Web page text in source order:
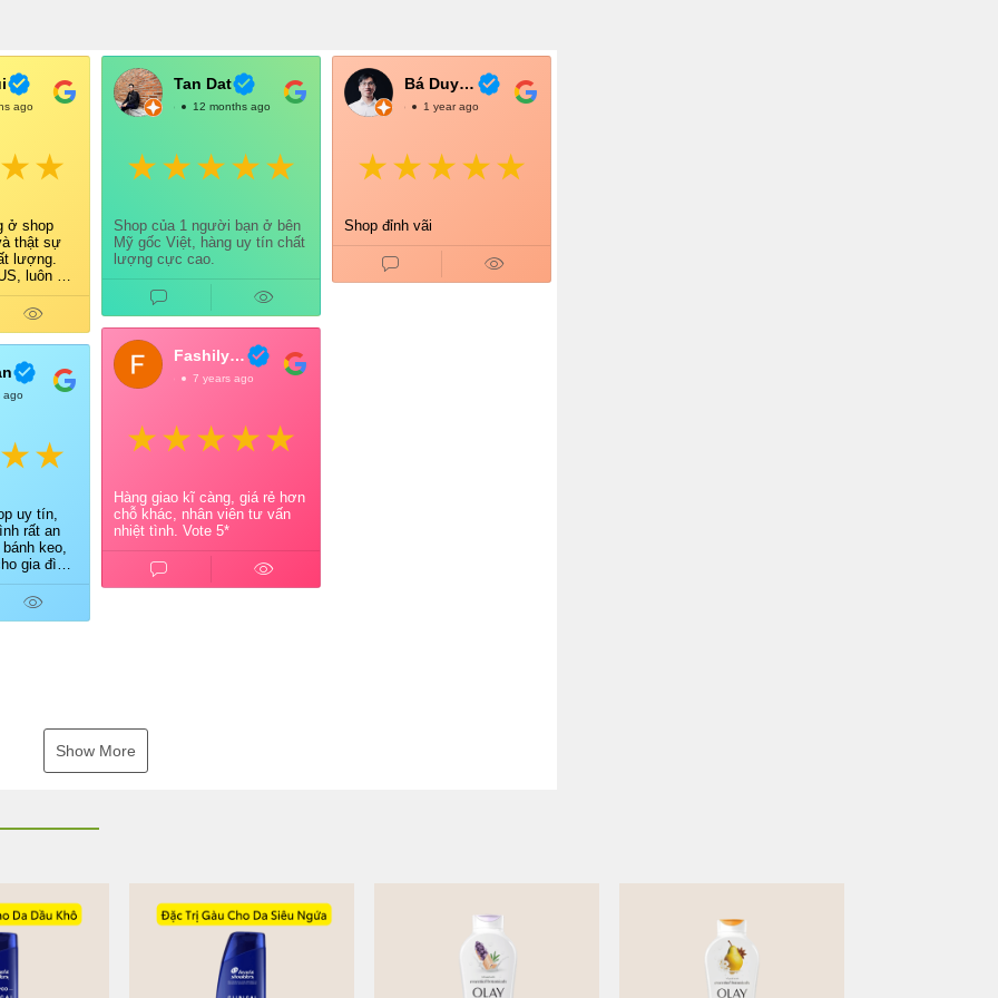
ago
ở shop
thật sự
lượng.
luôn có
nên
giao
cẩn
cảm
tiếp tục
và giới
Tan Dat
@TanDat12 months ago
Shop của 1 người bạn ở bên
Mỹ gốc Việt, hàng uy tín chất
lượng cực cao.
Bá Duy Võ
@BáDuyVõ1 year ago
Shop đỉnh vãi
ago
uy tín,
rất an
keo,
gia đình.
shop tư
hàng
Fashily Tech
@FashilyTech7 years ago
Hàng giao kĩ càng, giá rẻ hơn
chỗ khác, nhân viên tư vấn
nhiệt tình. Vote 5*
Show More